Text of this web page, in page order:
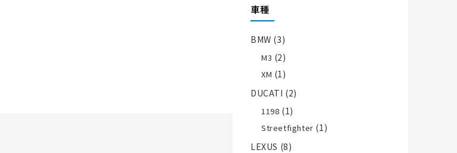
車種
BMW (3)
M3 (2)
XM (1)
DUCATI (2)
1198 (1)
Streetfighter (1)
LEXUS (8)